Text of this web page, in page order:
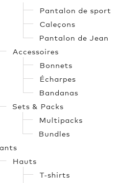
Pantalon de sport
Caleçons
Pantalon de Jean
Accessoires
Bonnets
Écharpes
Bandanas
Sets & Packs
Multipacks
Bundles
Hauts
T-shirts